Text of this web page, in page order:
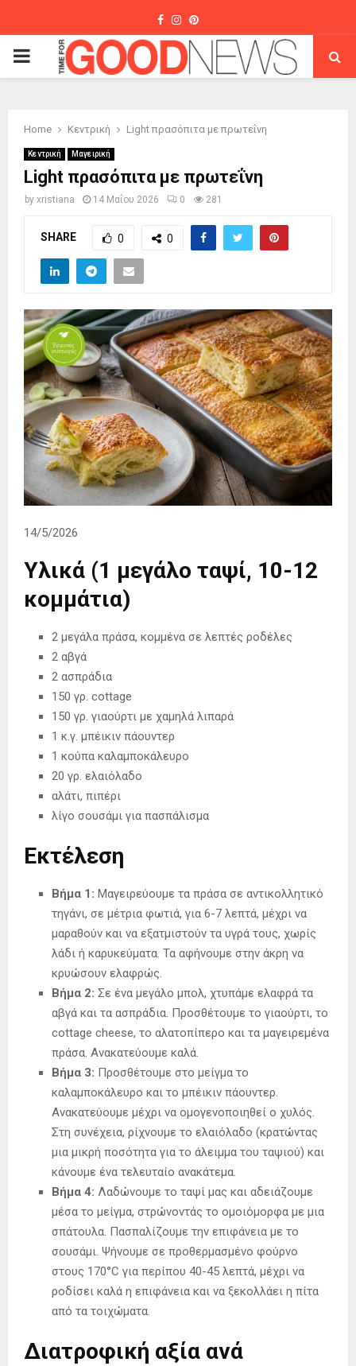
Facebook
Instagram
Pinterest
PRIMARY
Home Κεντρική Light πρασόπιτα με πρωτεΐνη
Κεντρική Μαγειρική
Light πρασόπιτα με πρωτεΐνη
by xristiana 14 Μαΐου 2026 0 281
SHARE 0 0
14/5/2026
Υλικά (1 μεγάλο ταψί, 10-12
κομμάτια)
2 μεγάλα πράσα, κομμένα σε λεπτές ροδέλες
2 αβγά
2 ασπράδια
150 γρ. cottage
150 γρ. γιαούρτι με χαμηλά λιπαρά
1 κ.γ. μπέικιν πάουντερ
1 κούπα καλαμποκάλευρο
20 γρ. ελαιόλαδο
αλάτι, πιπέρι
λίγο σουσάμι για πασπάλισμα
Εκτέλεση
Βήμα 1: Μαγειρεύουμε τα πράσα σε αντικολλητικό
τηγάνι, σε μέτρια φωτιά, για 6-7 λεπτά, μέχρι να
μαραθούν και να εξατμιστούν τα υγρά τους, χωρίς
λάδι ή καρυκεύματα. Τα αφήνουμε στην άκρη να
κρυώσουν ελαφρώς.
Βήμα 2: Σε ένα μεγάλο μπολ, χτυπάμε ελαφρά τα
αβγά και τα ασπράδια. Προσθέτουμε το γιαούρτι, το
cottage cheese, το αλατοπίπερο και τα μαγειρεμένα
πράσα. Ανακατεύουμε καλά.
Βήμα 3: Προσθέτουμε στο μείγμα το
καλαμποκάλευρο και το μπέικιν πάουντερ.
Ανακατεύουμε μέχρι να ομογενοποιηθεί ο χυλός.
Στη συνέχεια, ρίχνουμε το ελαιόλαδο (κρατώντας
μια μικρή ποσότητα για το άλειμμα του ταψιού) και
κάνουμε ένα τελευταίο ανακάτεμα.
Βήμα 4: Λαδώνουμε το ταψί μας και αδειάζουμε
μέσα το μείγμα, στρώνοντάς το ομοιόμορφα με μια
σπάτουλα. Πασπαλίζουμε την επιφάνεια με το
σουσάμι. Ψήνουμε σε προθερμασμένο φούρνο
στους 170°C για περίπου 40-45 λεπτά, μέχρι να
ροδίσει καλά η επιφάνεια και να ξεκολλάει η πίτα
από τα τοιχώματα.
Διατροφική αξία ανά